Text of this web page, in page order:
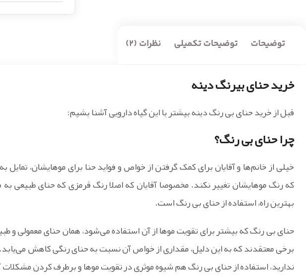
توضیحات توضیحات تکمیلی نظرات (2)
خرید حنای بیرنگ دینه
قبل از خرید حنای بی رنگ دینه بیشتر با این گیاه دارویی آشنا بشیم:
چرا حنای بی رنگ؟
خیلی از خانم‌ها و آقایان برای کمک گرفتن از خواص و فواید حنا برای موهایشان، تمایل
که رنگ موهایشان تغییر نکند. مخصوصا آقایان که اصلا رنگ قرمزی که حنای طبیعی
بهترین راه، استفاده از حنای بی رنگ است.
حنای بی رنگ که بیشتر برای تقویت موها از آن استفاده می‌شود، همان حنای معمولی
برخی معتقدند که به این دلیل، مقداری از خواص آن نسبت به حنای رنگی کاهش
ندارید، استفاده از حنای بی رنگ هم شیوه موثری در تقویت موها و برطرف کردن